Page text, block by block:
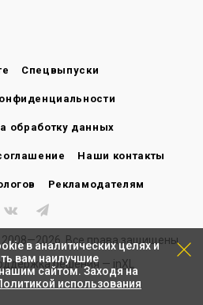
в аналитических целях и
вам наилучшие
сайтом. Заходя на
использования